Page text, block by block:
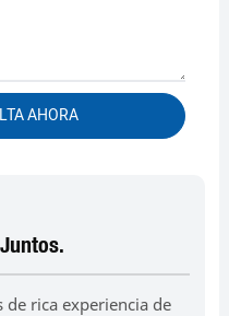
AHORA
de rica experiencia de